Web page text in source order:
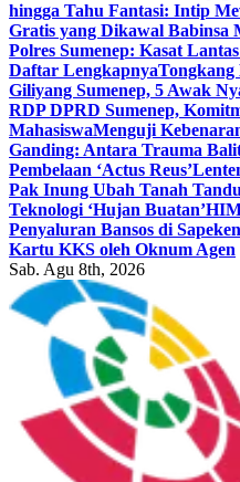
hingga Tahu Fantasi: Intip
Gratis yang Dikawal Babinsa
Polres Sumenep: Kasat
Daftar LengkapnyaTongkang
Giliyang Sumenep, 5 Awak
RDP DPRD Sumenep,
MahasiswaMenguji
Ganding: Antara Trauma
Pembelaan ‘Actus Reus’
Pak Inung Ubah Tanah
Teknologi ‘Hujan Buatan’
Penyaluran Bansos di
Kartu KKS oleh Oknum Agen
Sab. Agu 8th, 2026